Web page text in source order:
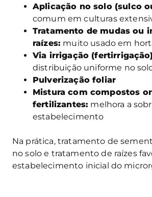
Aplicação no solo (sulco
comum em culturas
Tratamento de mudas ou
raízes: muito usado em
Via irrigação
distribuição uniforme no
Pulverização foliar
Mistura com compostos
fertilizantes: melhora a
estabelecimento
Na prática, tratamento de
no solo e tratamento de raízes
estabelecimento inicial do